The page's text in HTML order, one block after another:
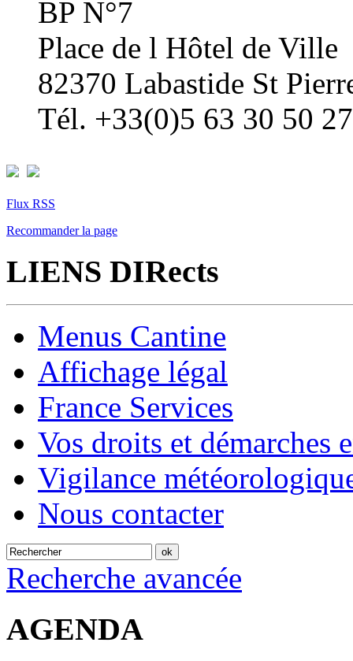
BP N°7
Place de l Hôtel de Ville
82370 Labastide St
Tél. +33(0)5 63 30 50 27
Flux RSS
Recommander la page
LIENS DIRects
Menus Cantine
Affichage légal
France Services
Vos droits et démarches
Vigilance
Nous contacter
Recherche avancée
AGENDA